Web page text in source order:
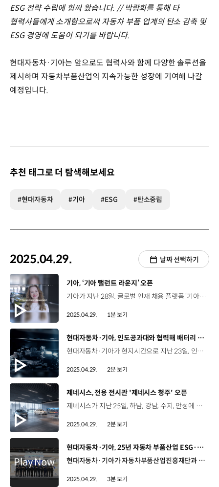
ESG 전략 수립에 힘써 왔습니다. // 박람회를 통해 타
협력사들에게 소개함으로써 자동차 부품 업계의 탄소 감축 및
ESG 경영에 도움이 되기를 바랍니다.
현대자동차·기아는 앞으로도 협력사와 함께 다양한 솔루션을
제시하며 자동차부품산업의 지속가능한 성장에 기여해 나갈
예정입니다.
추천 태그로 더 탐색해보세요
#현대자동차 #기아 #ESG #탄소중립
2025.04.29. 날짜 선택하기
[동영상]
기아, ‘기아 탤런트 라운지’ 오픈
기아가 지난 28일, 글로벌 인재 채용 플랫폼 ‘기아 탤런트 라운지’를 오픈했습니다. 기아 탤런트 라운지는 채용 공고와 업무 소개 중심이었던 기존 채용 사이트를 새단장해, 조직문화 활동과 구성원 성장 여정 등 차별화된 콘텐츠를 제공하는 홈페이지인데요, 글로벌 우수 인재 유치하고 구성원의 자부심 높이는 ‘채용 브랜딩’ 활동 일환으로 개설되었습니다. ‘기아 탤런트 라운지’에는 기아 구성원의 경험과 이야기, 조직문화, 경력개발 등의 사연이 소개되어 있어 구직자는 입사 전부터 기아에서의 삶을 경험할 수 있게 되었습니다. 기아는 앞으로도 글로벌 인재 유치와 구성원의 자부심 높이기 위해 혁신을 지속할 예정입니다.
2025.04.29. 1분 보기
[동영상]
현대자동차·기아, 인도공과대와 협력해 배터리 핵심 기술 개발
현대자동차·기아가 현지시간으로 지난 23일, 인도공과대학교(IIT) 3개 대학과 함께 ‘현대 혁신센터’ 공동 설립을 위한 계약을 체결했습니다. 현대자동차·기아는 작년 12월 IIT 델리, IIT 봄베이, IIT 마드라스 등 최상위 3개 대학과 업무협약(MOU)을 맺은데 이어, 이번 계약 체결로 인도 내 전동화 기술 특화 연구 거점인 현대 혁신센터를 본격 출범시켰습니다. 현대 혁신센터는 현대자동차·기아와 IIT의 교수진이 공동 운영하는 인도 내 전동화 기술 특화 연구 거점인데요, 현대자동차·기아는 현대 혁신센터에 올해부터 2년간 약 50억 원을 투자해 배터리·전동화 분야를 포함한 미래 모빌리티 기술에 대한 산학 연구를 추진할 계획입니다. 2025년 말까지 인도 전역 10개 대학 100여 명의 교수진이 참여하는 전문가 네트워크로 확장하며 현지 시장에 특화된 기술로 산학 협력 기반을 마련할 계획입니다.
2025.04.29. 2분 보기
[동영상]
제네시스, 전용 전시관 '제네시스 청주' 오픈
제네시스가 지난 25일, 하남, 강남, 수지, 안성에 이은 국내 다섯 번째 전용 전시관, ‘제네시스 청주’를 공식 개관했습니다. ‘제네시스 청주’는 제네시스의 전 라인업을 직접 보고 시승하는 것은 물론, 다양한 전시와 커뮤니티 프로그램을 체험할 수 있는 거점 공간인데요. 연면적 6,953㎡, 지상 6층, 지하 2층 구조로, 제네시스 전시관 중 최대 규모를 자랑합니다. 이영선 책임매니저 / 제네시스공간구축경험팀‘제니시스 청주’는 ‘교감으로 빚은 켜’라는 콘셉트로 고객들에게 다양한 커뮤니티 활동을 제공하기 위한 공간으로 구성되어 있습니다. ‘켜’라는 표현이 ‘겹겹이 쌓다’와 ‘켜다’의 의미를 동시에 가지고 있는데요. 제네시스 브랜드 철학을 이해하고 고객과 관계를 쌓아 나감으로써 ‘새로운 제네시스 브랜드 커뮤니티의 장을 열겠다’는 포부를 담고 있습니다. ‘제네시스 청주’에서는 총 10대의 차량 전시를 통해 제네시스의 전 차종을 만나볼 수 있고 내외장 색상 조합 등 다양한 체험 공간이 마련돼 특별한 경험을 선사합니다. 이와 함께 골프 등 라이프스타일 컬렉션과 제네시스 브랜드 스토리 등 다양한 전시를 진행하는 공간들도 구성되어 있습니다. 제네시스는 '제네시스 청주'를 일반적인 자동차 전시장을 넘어 다양한 문화적·사회적 활동이 펼쳐지는 복합 공간으로 운영할 계획입니다.
2025.04.29. 2분 보기
[동영상]
현대자동차·기아, 25년 자동차 부품산업 ESG·탄소중립 박람회
현대자동차·기아가 자동차부품산업진흥재단과 함께 '2025 자동차부품산업 ESG·탄소중립 박람회'를 개최했습니다. 지난 23일부터 25일까지 서울 양재동 aT센터에서 진행된 이번 박람회는 자동차부품산업의 ESG 및 탄소중립 목표 달성을 돕기 위해 국내 최초로 열렸는데요, 완성차, 그룹사, 정부, 공공기관이 공동으로 협력해 자동차 부품산업이 대내외 환경에 대응하고 지속가능 경영을 추진할 수 있는 여러 방안을 제시했습니다. 정준철 부사장 / 현대자동차·기아 제조부문이제 ESG 경영은 선택이 아닌 시대적 요구이자 기업의 생존과 성장을 좌우하는 핵심 과제입니다. // 이번 박람회를 계기로 공급망 전반에 지속가능한 경영이 정착되고 확산될 수 있도록 정부 및 유관 기관과 긴밀히 협력해 나가겠습니다. 현대자동차·기아는 에너지 효율을 높이는 인버터형 공기압축기와 저탄소 소재 등을 전시해, 1차·2차 부품 협력사, 원·부자재 협력사 등이 실제 산업 현장에 적용할 수 있는 실효성 있는 기술과 설비를 선보였는데요. ESG와 탄소중립 분야뿐 아니라 자동차부품산업의 경영 전반에 걸친 다양한 전략을 제공했습니다. 정희섭 상무 / 현대자동차·기아 상생협력실이번 박람회를 통해서 ESG 탄소 중립뿐만 아니라 산업안전, 보안 등 지속가능 경영 전반의 솔루션을 소개하여 저희 부품 협력사를 포함하여 국내 자동차 산업 전반의 지속가능 경영을 확산시킬 수 있을 것으로 기대하고 있습니다. 이외에도 1차·2차 부품 협력사 대표자와 경영층을 대상으로 온·오프라인 세미나를 실시해 지속가능 경영에 관한 관심을 높이고 추진 역량 강화를 도모했습니다. 김원일 대표이사 / 네오오토최근 몇 년간은 탄소 중립 실현을 위해 전사적인 에너지 전환, ESG 전략 수립에 힘써 왔습니다. // 박람회를 통해 타 협력사들에게 소개함으로써 자동차 부품 업계의 탄소 감축 및 ESG 경영에 도움이 되기를 바랍니다. 현대자동차·기아는 앞으로도 협력사와 함께 다양한 솔루션을 제시하며 자동차부품산업의 지속가능한 성장에 기여해 나갈 예정입니다.
2025.04.29. 3분 보기